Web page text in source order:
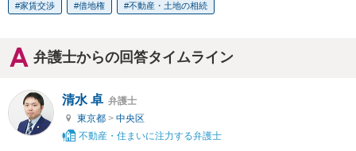
家賃交渉 借地権 不動産・土地の相続
弁護士からの回答タイムライン
清水 卓 弁護士
東京都 > 中央区
不動産・住まいに注力する弁護士